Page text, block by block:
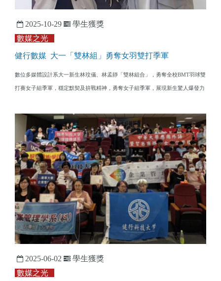
2025-10-29
學生獲獎
數媒之光
健行數媒 大一「雙林組」勇奪女羽雙打季軍
數位多媒體設計系大一新生林玟儀、林孟靜「雙林組合」，勇奪全校BMT羽球雙
打賽女子組季軍，穩定默契及拚戰精神，勇奪女子組季軍，展現新生驚人爆發力
2025-06-02
學生獲獎
數媒之光